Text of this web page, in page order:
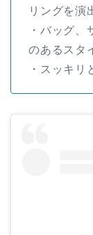
リングを演
・バッグ
のあるスタ
・スッキリ